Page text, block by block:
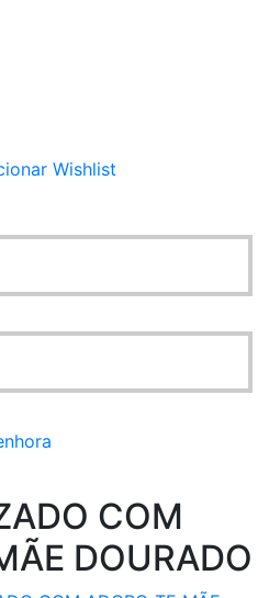
Wishlist
COM
DOURADO